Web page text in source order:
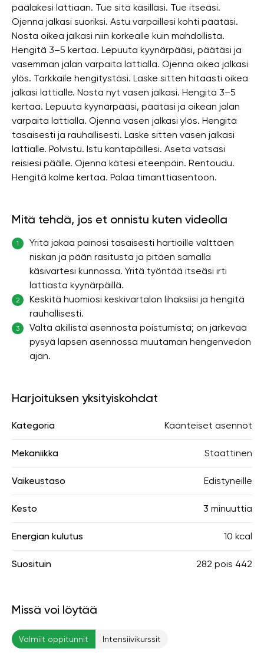
päälakesi lattiaan. Tue sitä käsilläsi. Tue itseäsi.
Ojenna jalkasi suoriksi. Astu varpaillesi kohti päätäsi.
Nosta oikea jalkasi niin korkealle kuin mahdollista.
Hengitä 3–5 kertaa. Lepuuta kyynärpääsi, päätäsi ja
vasemman jalan varpaita lattialla. Ojenna oikea jalkasi
ylös. Tarkkaile hengitystäsi. Laske sitten hitaasti oikea
jalkasi lattialle. Nosta nyt vasen jalkasi. Hengitä 3–5
kertaa. Lepuuta kyynärpääsi, päätäsi ja oikean jalan
varpaita lattialla. Ojenna vasen jalkasi ylös. Hengitä
tasaisesti ja rauhallisesti. Laske sitten vasen jalkasi
lattialle. Polvistu. Istu kantapäillesi. Aseta vatsasi
reisiesi päälle. Ojenna kätesi eteenpäin. Rentoudu.
Hengitä kolme kertaa. Palaa timanttiasentoon.
Mitä tehdä, jos et onnistu kuten videolla
1
Yritä jakaa painosi tasaisesti hartioille välttäen
niskan ja pään rasitusta ja pitäen samalla
käsivartesi kunnossa. Yritä työntää itseäsi irti
lattiasta kyynärpäillä.
2
Keskitä huomiosi keskivartalon lihaksiisi ja hengitä
rauhallisesti.
3
Vältä äkillistä asennosta poistumista; on järkevää
pysyä lapsen asennossa muutaman hengenvedon
ajan.
Harjoituksen yksityiskohdat
Kategoria Käänteiset asennot
Mekaniikka Staattinen
Vaikeustaso Edistyneille
Kesto 3 minuuttia
Energian kulutus 10 kcal
Suosituin 282 pois 442
Missä voi löytää
Valmiit oppitunnit Intensiivikurssit